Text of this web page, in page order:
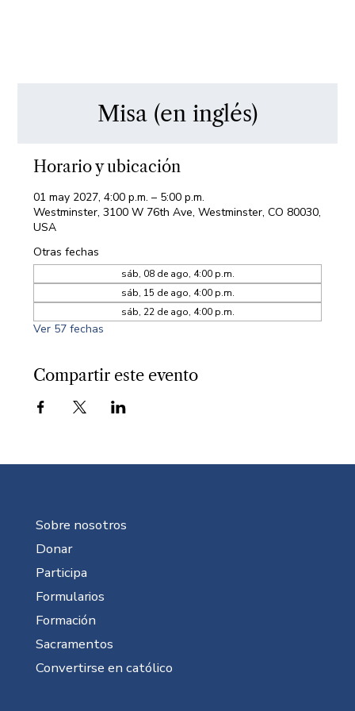
Misa (en inglés)
Horario y ubicación
01 may 2027, 4:00 p.m. – 5:00 p.m.
Westminster, 3100 W 76th Ave, Westminster, CO 80030,
USA
Otras fechas
sáb, 08 de ago, 4:00 p.m.
sáb, 15 de ago, 4:00 p.m.
sáb, 22 de ago, 4:00 p.m.
Ver 57 fechas
Compartir este evento
Sobre nosotros
Donar
Participa
Formularios
Formación
Sacramentos
Convertirse en católico